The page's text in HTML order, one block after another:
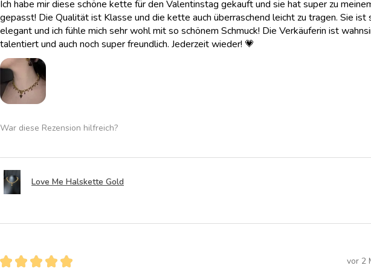
Ich habe mir diese schöne kette für den Valentinstag gekauft und sie hat super zu
gepasst! Die Qualität ist Klasse und die kette auch überraschend leicht zu tragen. Sie ist
elegant und ich fühle mich sehr wohl mit so schönem Schmuck! Die Verkäuferin ist
talentiert und auch noch super freundlich. Jederzeit wieder! 💗
War diese Rezension hilfreich?
Love Me Halskette Gold
★ ★ ★ ★ ★ vor 2